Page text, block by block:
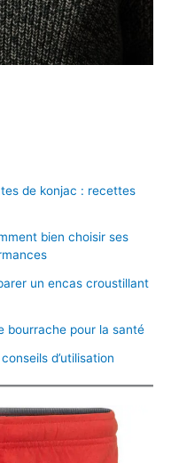
de konjac : recettes
bien choisir ses
un encas croustillant
bourrache pour la santé
d’utilisation